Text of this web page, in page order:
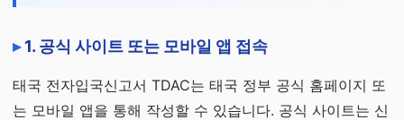
1. 공식 사이트 또는 모바일 앱 접속
태국 전자입국신고서 TDAC는 태국 정부 공식 홈페이지 또
는 모바일 앱을 통해 작성할 수 있습니다. 공식 사이트는 신